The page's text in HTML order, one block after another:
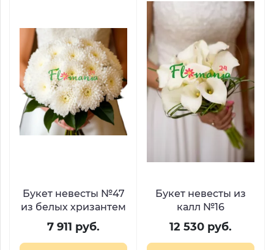
Букет невесты №47
из белых хризантем
7 911 руб.
Букет невесты из
калл №16
12 530 руб.